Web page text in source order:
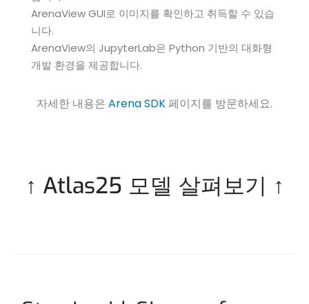
ArenaView GUI로 이미지를 확인하고 취득할 수 있습
니다.
ArenaView의 JupyterLab은 Python 기반의 대화형
개발 환경을 제공합니다.
자세한 내용은 Arena SDK페이지를 방문하세요.
↑ Atlas25 모델 살펴보기 ↑